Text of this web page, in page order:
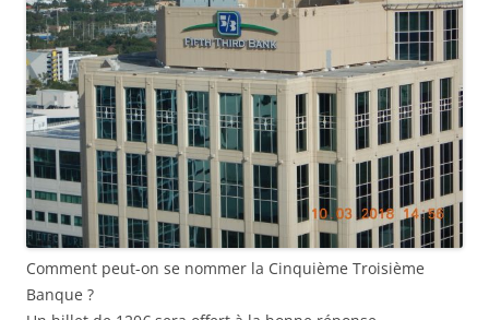
Comment peut-on se nommer la Cinquième Troisième
Banque ?